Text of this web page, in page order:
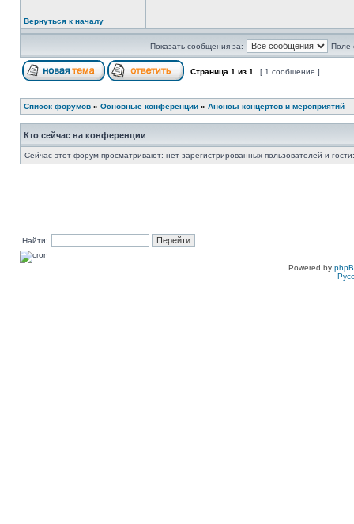
Вернуться к началу
Показать сообщения за: Поле
Страница 1 из 1 [ 1 сообщение ]
Список форумов » Основные конференции » Анонсы концертов и мероприятий
Кто сейчас на конференции
Сейчас этот форум просматривают: нет зарегистрированных пользователей и
Найти:
Powered by